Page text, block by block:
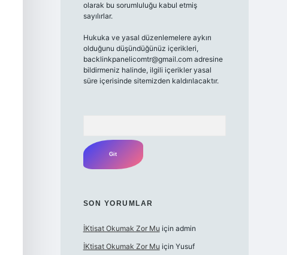
olarak bu sorumluluğu kabul etmiş
sayılırlar.
Hukuka ve yasal düzenlemelere aykırı
olduğunu düşündüğünüz içerikleri,
backlinkpanelicomtr@gmail.comadresine
bildirmeniz halinde, ilgili içerikler yasal
süre içerisinde sitemizden kaldırılacaktır.
SON YORUMLAR
İKtisat Okumak Zor Mu için admin
İKtisat Okumak Zor Mu için Yusuf